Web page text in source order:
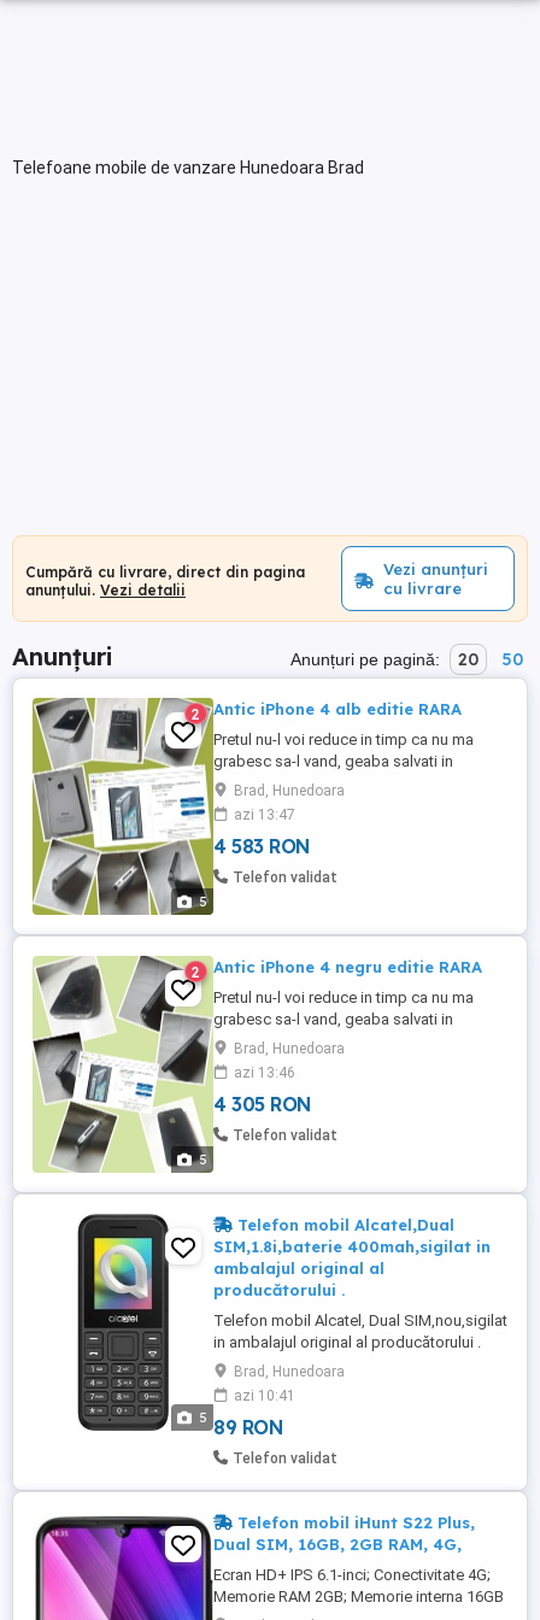
Telefoane mobile de vanzare Hunedoara Brad
Cumpără cu livrare, direct din pagina
anunțului. Vezi detalii
Vezi anunțuri
cu livrare
Anunțuri Anunțuri pe pagină: 20 50
5
2 Antic iPhone 4 alb editie RARA
Pretul nu-l voi reduce in timp ca nu ma
grabesc sa-l vand, geaba salvati in
favorite crezand ca-l scad, normal il cresc
constant Doar 4583 lei negociabil oricum
valoreaza mai mult de atat dupa cum se si
vede in foto exemplu Nu-l trimit cu
ramburs Care vor sa-mi vanda ori isi dau
Brad, Hunedoara
azi 13:47
4 583 RON
Telefon validat
5
2 Antic iPhone 4 negru editie RARA
Pretul nu-l voi reduce in timp ca nu ma
grabesc sa-l vand, geaba salvati in
favorite crezand ca-l scad, normal il cresc
constant Doar 4305 lei negociabil oricum
valoreaza mai mult de atat dupa cum se si
vede in foto exemplu Nu-l trimit cu
ramburs Care vor sa-mi vanda ori isi dau
Brad, Hunedoara
azi 13:46
4 305 RON
Telefon validat
5
Telefon mobil Alcatel,Dual
SIM,1.8i,baterie 400mah,sigilat in
ambalajul original al
producătorului .
Telefon mobil Alcatel, Dual SIM,nou,sigilat
in ambalajul original al producătorului .
CARACTERISTICI GENERALE Tip Telefon:
clasic Sloturi Sim:Dual Sim
Tastatura:Standard Frecventa retea 2G :
850/900/1800/1900 Culoare:Negru sau
alb,Greutate (g):63 RO-ALERT:Da
(pana la ...
Brad, Hunedoara
azi 10:41
89 RON
Telefon validat
Telefon mobil iHunt S22 Plus,
Dual SIM, 16GB, 2GB RAM, 4G,
Ecran HD+ IPS 6.1-inci; Conectivitate 4G;
Memorie RAM 2GB; Memorie interna 16GB